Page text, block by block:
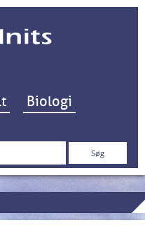
til indhold
Biologi